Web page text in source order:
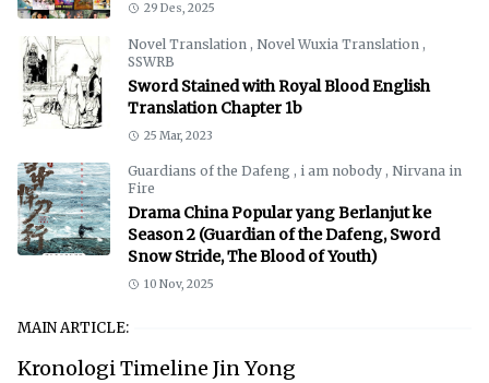
29 Des, 2025
Novel Translation , Novel Wuxia Translation ,
SSWRB
Sword Stained with Royal Blood English
Translation Chapter 1b
25 Mar, 2023
Guardians of the Dafeng , i am nobody , Nirvana in
Fire
Drama China Popular yang Berlanjut ke
Season 2 (Guardian of the Dafeng, Sword
Snow Stride, The Blood of Youth)
10 Nov, 2025
MAIN ARTICLE:
Kronologi Timeline Jin Yong